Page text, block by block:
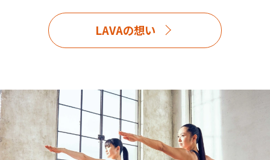
LAVAの想い